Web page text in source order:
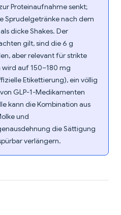
Proteinaufnahme senkt;
Sprudelgetränke nach dem
dicke Shakes. Der
gilt, sind die 6 g
aber relevant für strikte
auf 150–180 mg
Etikettierung), ein völlig
GLP-1-Medikamenten
kann die Kombination aus
und
die Sättigung
verlängern.